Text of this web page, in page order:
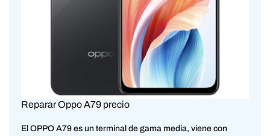
Reparar Oppo A79 precio
El OPPO A79 es un terminal de gama media, viene con